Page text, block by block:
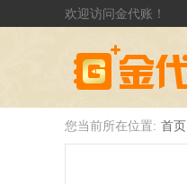
欢迎访问金代账！
您当前所在位置: 首页